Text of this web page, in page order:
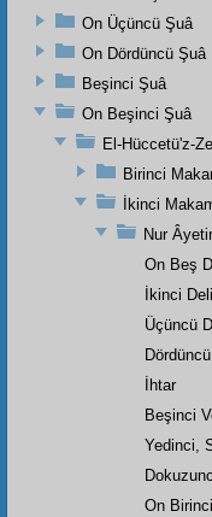
On Üçüncü Şuâ
On Dördüncü Şuâ
Beşinci Şuâ
On Beşinci Şuâ
El-Hüccetü'z-
Birinci
İkinci
Nur
On Beş
İkinci Delil
Üçüncü
Dördüncü
İhtar
Beşinci
Yedinci,
On Birinci